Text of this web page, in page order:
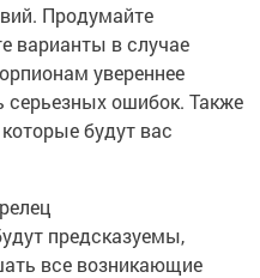
Продумайте
варианты в случае
увереннее
серьезных ошибок. Также
будут вас
предсказуемы,
все возникающие